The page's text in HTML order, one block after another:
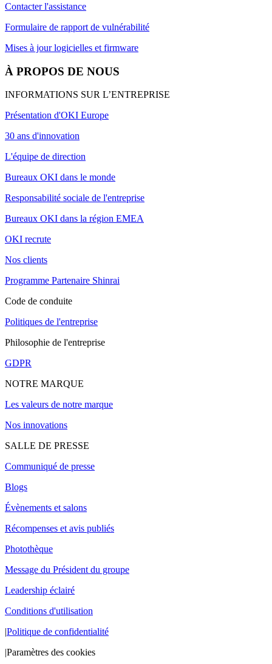
Contacter l'assistance
Formulaire de rapport de vulnérabilité
Mises à jour logicielles et firmware
À PROPOS DE NOUS
INFORMATIONS SUR L’ENTREPRISE
Présentation d'OKI Europe
30 ans d'innovation
L'équipe de direction
Bureaux OKI dans le monde
Responsabilité sociale de l'entreprise
Bureaux OKI dans la région EMEA
OKI recrute
Nos clients
Programme Partenaire Shinrai
Code de conduite
Politiques de l'entreprise
Philosophie de l'entreprise
GDPR
NOTRE MARQUE
Les valeurs de notre marque
Nos innovations
SALLE DE PRESSE
Communiqué de presse
Blogs
Évènements et salons
Récompenses et avis publiés
Photothèque
Message du Président du groupe
Leadership éclairé
Conditions d'utilisation
|Politique de confidentialité
|Paramètres des cookies